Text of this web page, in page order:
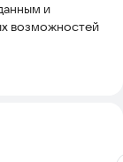
чтобы
сменить
и
возможностей